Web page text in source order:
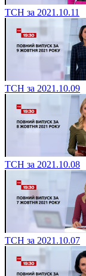
ТСН за 2021.10.11
ТСН за 2021.10.09
ТСН за 2021.10.08
ТСН за 2021.10.07